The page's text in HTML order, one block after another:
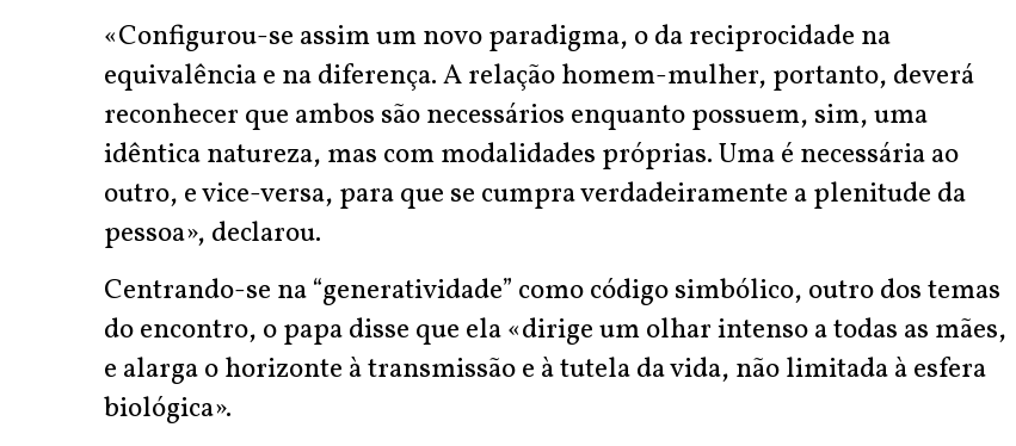
«Configurou-se assim um novo paradigma, o da reciprocidade na
equivalência e na diferença. A relação homem-mulher, portanto, deverá
reconhecer que ambos são necessários enquanto possuem, sim, uma
idêntica natureza, mas com modalidades próprias. Uma é necessária ao
outro, e vice-versa, para que se cumpra verdadeiramente a plenitude da
pessoa», declarou.
Centrando-se na “generatividade” como código simbólico, outro dos temas
do encontro, o papa disse que ela «dirige um olhar intenso a todas as mães,
e alarga o horizonte à transmissão e à tutela da vida, não limitada à esfera
biológica».